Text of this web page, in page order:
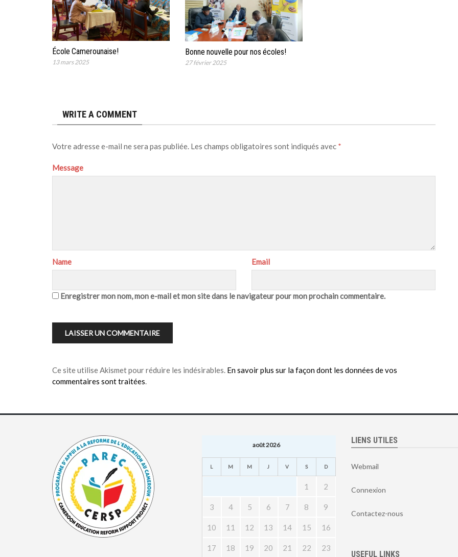
École Camerounaise!
13 mars 2025
Bonne nouvelle pour nos écoles!
27 février 2025
WRITE A COMMENT
Votre adresse e-mail ne sera pas publiée. Les champs obligatoires sont indiqués avec *
Message
Name Email
Enregistrer mon nom, mon e-mail et mon site dans le navigateur pour mon prochain commentaire.
Ce site utilise Akismet pour réduire les indésirables. En savoir plus sur la façon dont les données de vos
commentaires sont traitées.
août 2026
L M M J V S D
1 2
3 4 5 6 7 8 9
10 11 12 13 14 15 16
17 18 19 20 21 22 23
LIENS UTILES
Webmail
Connexion
Contactez-nous
USEFUL LINKS